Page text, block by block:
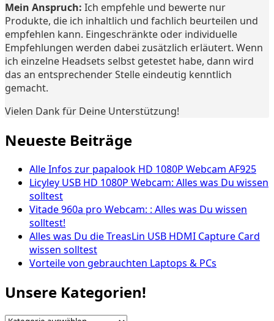
Mein Anspruch: Ich empfehle und bewerte nur
Produkte, die ich inhaltlich und fachlich beurteilen und
empfehlen kann. Eingeschränkte oder individuelle
Empfehlungen werden dabei zusätzlich erläutert. Wenn
ich einzelne Headsets selbst getestet habe, dann wird
das an entsprechender Stelle eindeutig kenntlich
gemacht.
Vielen Dank für Deine Unterstützung!
Neueste Beiträge
Alle Infos zur papalook HD 1080P Webcam AF925
Licyley USB HD 1080P Webcam: Alles was Du wissen
solltest
Vitade 960a pro Webcam: : Alles was Du wissen
solltest!
Alles was Du die TreasLin USB HDMI Capture Card
wissen solltest
Vorteile von gebrauchten Laptops & PCs
Unsere Kategorien!